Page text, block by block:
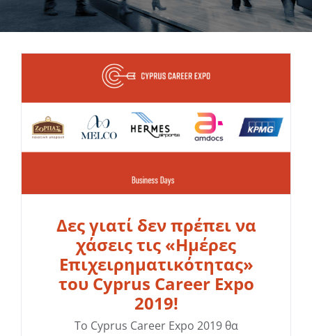
Δες γιατί δεν πρέπει να
χάσεις τις «Ημέρες
Επιχειρηματικότητας»
του Cyprus Career Expo
2019!
Το Cyprus Career Expo 2019 θα